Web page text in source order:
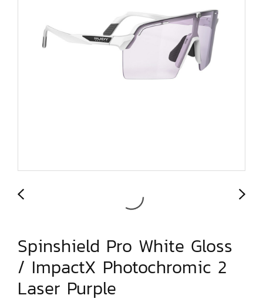
Spinshield Pro White Gloss
/ ImpactX Photochromic 2
Laser Purple